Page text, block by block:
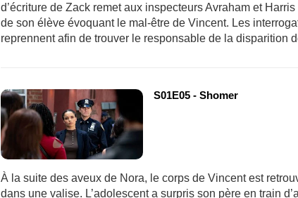
d’écriture de Zack remet aux inspecteurs Avraham et
de son élève évoquant le mal-être de Vincent. Les
reprennent afin de trouver le responsable de la disparition
S01E05 - Shomer
À la suite des aveux de Nora, le corps de Vincent est
dans une valise. L’adolescent a surpris son père en train